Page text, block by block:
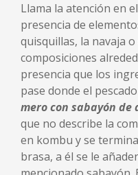
Llama la atención en
presencia de
quisquillas, la navaja
composiciones
presencia que los
pase donde el
mero con sabayón de
que no describe la
en kombu y se
brasa, a él se le